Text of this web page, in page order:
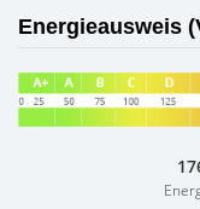
Energieausweis